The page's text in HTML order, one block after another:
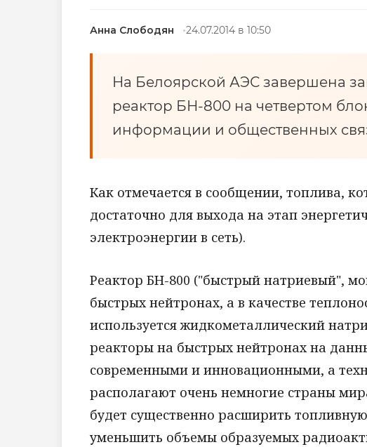
Анна Слободян 24.07.2014 в 10:50
На Белоярской АЭС завершена
реактор БН-800 на четвертом
информации и общественных
Как отмечается в сообщении, топлива,
достаточно для выхода на этап
электроэнергии в сеть).
Реактор БН-800 ("быстрый натриевый",
быстрых нейтронах, а в качестве
используется жидкометаллический
реакторы на быстрых нейтронах на
современными и инновационными, а
располагают очень немногие страны
будет существенно расширить
уменьшить объемы образуемых